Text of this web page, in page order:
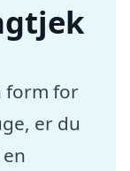
form for
er du